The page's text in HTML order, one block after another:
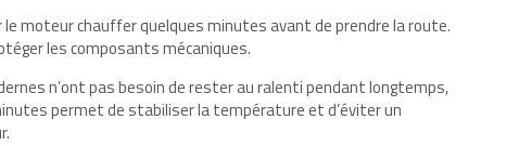
moteur chauffer quelques minutes avant de prendre la route.
les composants mécaniques.
n’ont pas besoin de rester au ralenti pendant longtemps,
permet de stabiliser la température et d’éviter un